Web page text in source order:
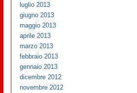
luglio 2013
giugno 2013
maggio 2013
aprile 2013
marzo 2013
febbraio 2013
gennaio 2013
dicembre 2012
novembre 2012